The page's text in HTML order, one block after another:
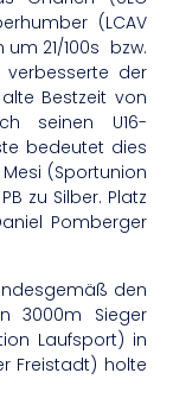
(LCAV
21/100s bzw.
verbesserte der
Bestzeit von
seinen U16-
bedeutet dies
Mesi (Sportunion
zu Silber. Platz
Pomberger
den
3000m Sieger
Laufsport) in
Freistadt) holte